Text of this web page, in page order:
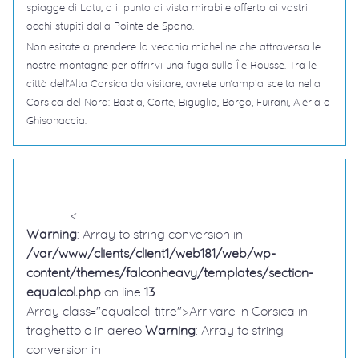
spiagge di Lotu, o il punto di vista mirabile offerto ai vostri
occhi stupiti dalla Pointe de Spano.
Non esitate a prendere la vecchia micheline che attraversa le
nostre montagne per offrirvi una fuga sulla Île Rousse. Tra le
città dell’Alta Corsica da visitare, avrete un’ampia scelta nella
Corsica del Nord: Bastia, Corte, Biguglia, Borgo, Fuirani, Aléria o
Ghisonaccia.
<
Warning: Array to string conversion in
/var/www/clients/client1/web181/web/wp-
content/themes/falconheavy/templates/section-
equalcol.php on line 13
Array class="equalcol-titre">Arrivare in Corsica in
traghetto o in aereo Warning: Array to string
conversion in